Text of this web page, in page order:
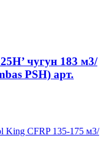
чугун 183 м3/
PSH) арт.